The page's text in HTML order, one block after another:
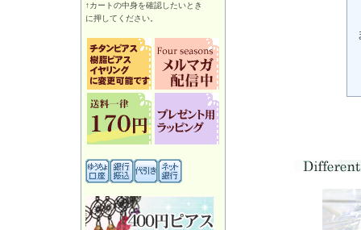
↑カートの中身を確認したいとき
に押してください。